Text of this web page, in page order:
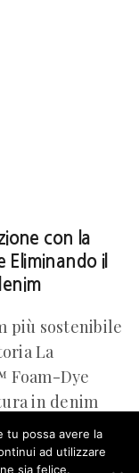
con la
Eliminando il
più sostenibile
La
Foam-Dye
in denim
use of cookies:cookie
tu possa avere la
ad utilizzare
sia felice.